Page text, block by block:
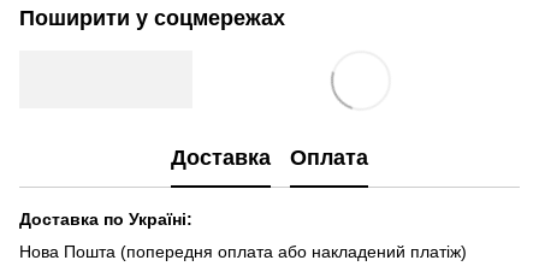
Поширити у соцмережах
Доставка Оплата
Доставка по Україні:
Нова Пошта (попередня оплата або накладений платіж)